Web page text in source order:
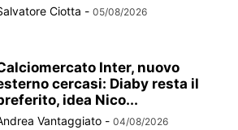
Ciotta - 05/08/2026
Inter, nuovo
cercasi: Diaby resta il
idea Nico...
Vantaggiato - 04/08/2026